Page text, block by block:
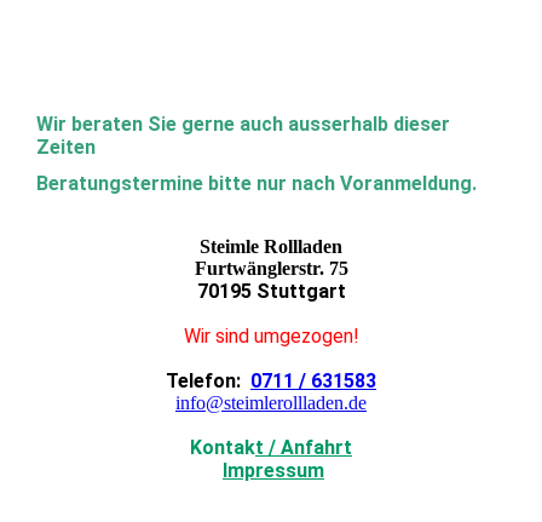
Wir beraten Sie gerne auch ausserhalb dieser
Zeiten
Beratungstermine bitte nur nach Voranmeldung.
Steimle Rollladen
Furtwänglerstr. 75
70195 Stuttgart
Wir sind umgezogen!
Telefon: 0711 / 631583
info@steimlerollladen.de
Kontakt / Anfahrt
Impressum